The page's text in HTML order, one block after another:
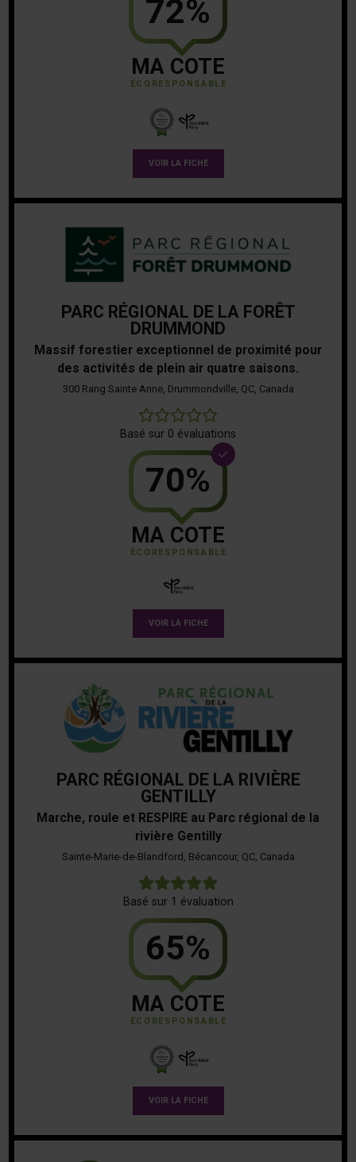
72%
MA COTE
ÉCORESPONSABLE
VOIR LA FICHE
PARC RÉGIONAL DE LA FORÊT
DRUMMOND
Massif forestier exceptionnel de proximité pour
des activités de plein air quatre saisons.
300 Rang Sainte Anne, Drummondville, QC, Canada
Basé sur 0 évaluations
70%
MA COTE
ÉCORESPONSABLE
VOIR LA FICHE
PARC RÉGIONAL DE LA RIVIÈRE
GENTILLY
Marche, roule et RESPIRE au Parc régional de la
rivière Gentilly
Sainte-Marie-de-Blandford, Bécancour, QC, Canada
Basé sur 1 évaluation
65%
MA COTE
ÉCORESPONSABLE
VOIR LA FICHE